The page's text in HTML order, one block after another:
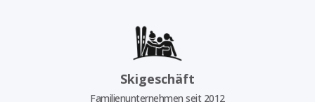
Skigeschäft
Familienunternehmen seit 2012